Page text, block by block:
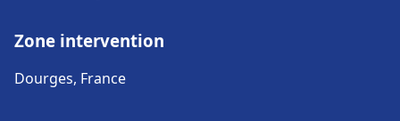
Zone intervention
Dourges, France